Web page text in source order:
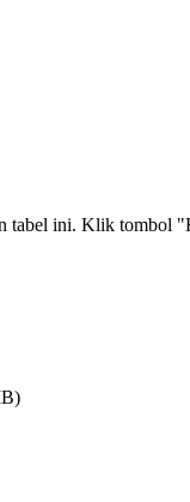
tabel ini. Klik tombol